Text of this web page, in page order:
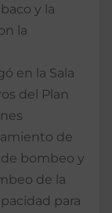
y la
la
en la Sala
del Plan
de
bombeo y
de la
para